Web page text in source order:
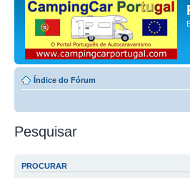
Índice do Fórum
Pesquisar
PROCURAR